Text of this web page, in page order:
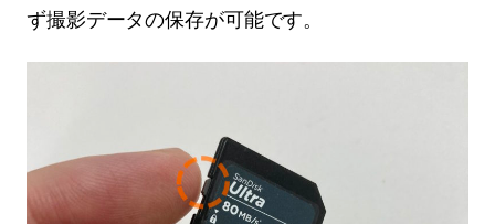
ず撮影データの保存が可能です。